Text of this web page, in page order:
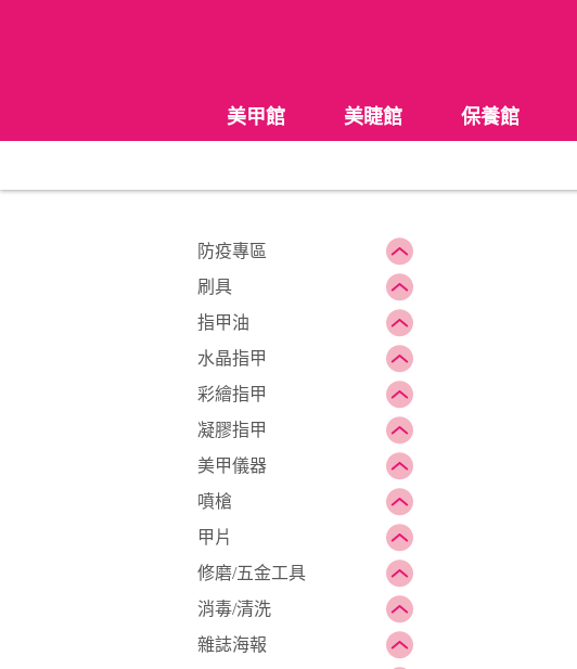
美甲館 美睫館 保養館
防疫專區
刷具
指甲油
水晶指甲
彩繪指甲
凝膠指甲
美甲儀器
噴槍
甲片
修磨/五金工具
消毒/清洗
雜誌海報